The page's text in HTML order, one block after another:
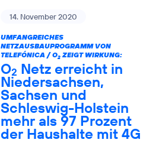
14. November 2020
UMFANGREICHES
NETZAUSBAUPROGRAMM VON
TELEFÓNICA / O2ZEIGT WIRKUNG:
O2 Netz erreicht in
Niedersachsen,
Sachsen und
Schleswig-Holstein
mehr als 97 Prozent
der Haushalte mit 4G